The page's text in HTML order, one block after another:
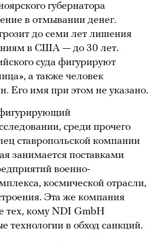
губернатора
в отмывании денег.
до семи лет лишения
в США — до 30 лет.
суда фигурируют
а также человек
Его имя при этом не указано.
среди прочего
ставропольской компании
занимается поставками
военно-
космической отрасли,
Эта же компания
тех, кому NDI GmbH
технологии в обход санкций.